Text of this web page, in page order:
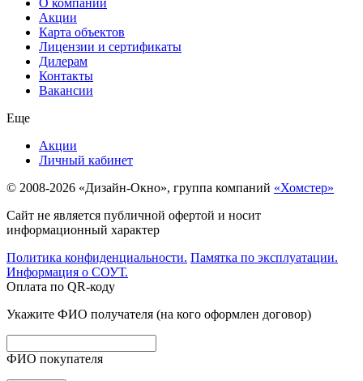
О компании
Акции
Карта объектов
Лицензии и сертификаты
Дилерам
Контакты
Вакансии
Еще
Акции
Личный кабинет
© 2008-2026 «Дизайн-Окно», группа компаний «Хомстер»
Сайт не является публичной офертой и носит
информационный характер
Политика конфиденциальности. Памятка по эксплуатации.
Информация о СОУТ.
Оплата по QR-коду
Укажите ФИО получателя (на кого оформлен договор)
ФИО покупателя